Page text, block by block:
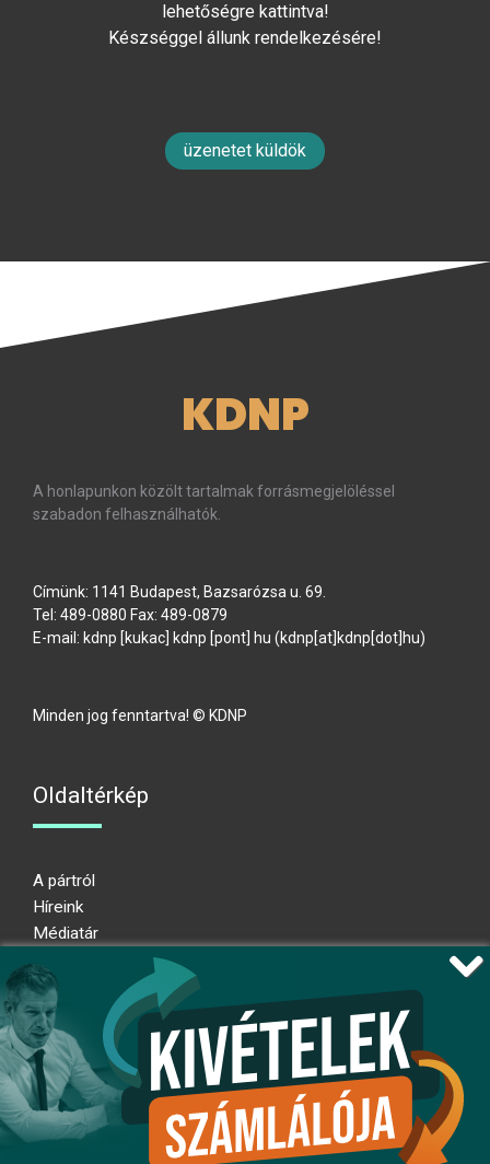
lehetőségre kattintva!
Készséggel állunk rendelkezésére!
üzenetet küldök
KDNP
A honlapunkon közölt tartalmak forrásmegjelöléssel
szabadon felhasználhatók.
Címünk: 1141 Budapest, Bazsarózsa u. 69.
Tel: 489-0880 Fax: 489-0879
E-mail: kdnp [kukac] kdnp [pont] hu (kdnp[at]kdnp[dot]hu)
Minden jog fenntartva! © KDNP
Oldaltérkép
A pártról
Híreink
Médiatár
Adatkezelési nyilatkozat
Átláthatósági nyilatkozat
Ugrás az oldal tetejére
Kövessen minket!